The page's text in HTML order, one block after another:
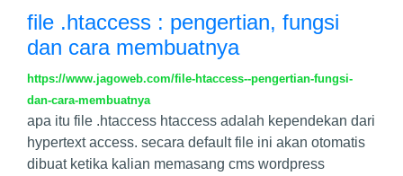
file .htaccess : pengertian, fungsi
dan cara membuatnya
https://www.jagoweb.com/file-htaccess--pengertian-fungsi-
dan-cara-membuatnya
apa itu file .htaccess htaccess adalah kependekan dari
hypertext access. secara default file ini akan otomatis
dibuat ketika kalian memasang cms wordpress